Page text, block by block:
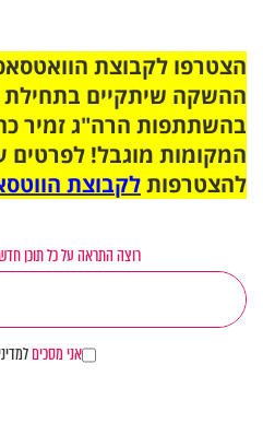
ההשקה שיתקיים
בהשתתפות הרה"ג זמיר
המקומות מוגבל! לפרטים
להצטרפותלקבוצת
רוצה התראה על כל תוכן
אני מסכים